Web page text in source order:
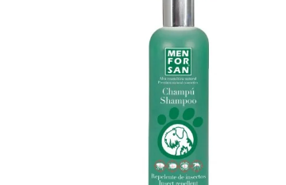
Por cada 100 gr de producto…
Valor energético 96 KJ 23 Kcal
Contenido graso 0,9 g
Grasas saturadas 0.5g